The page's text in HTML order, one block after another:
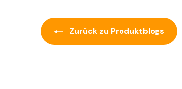
Zurück zu Produktblogs